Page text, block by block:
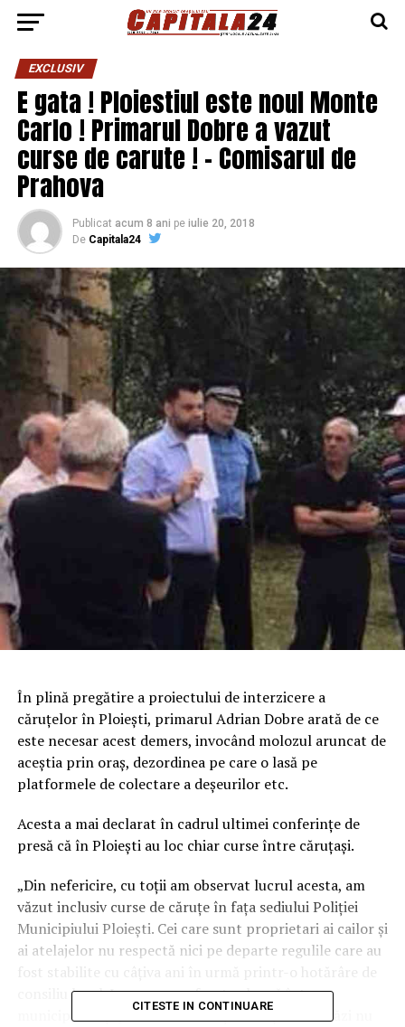
EXCLUSIV
E gata ! Ploiestiul este noul Monte
Carlo ! Primarul Dobre a vazut
curse de carute ! – Comisarul de
Prahova
Publicat acum 8 ani pe iulie 20, 2018
De Capitala24
În plină pregătire a proiectului de interzicere a
căruţelor în Ploieşti, primarul Adrian Dobre arată de ce
este necesar acest demers, invocând molozul aruncat de
aceştia prin oraş, dezordinea pe care o lasă pe
platformele de colectare a deşeurilor etc.
Acesta a mai declarat în cadrul ultimei conferinţe de
presă că în Ploieşti au loc chiar curse între căruţaşi.
„Din nefericire, cu toţii am observat lucrul acesta, am
văzut inclusiv curse de căruţe în faţa sediului Poliţiei
Municipiului Ploieşti. Cei care sunt proprietari ai cailor şi
ai atelajelor nu respectă nici pe departe regulile care au
fost stabilite cu câţiva ani în urmă printr-o hotărâre de
consiliu local. Legea spune foarte clar că într-un
municipiu ca şi pe drumurile naţionale şi autostrăzi nu
CITESTE IN CONTINUARE